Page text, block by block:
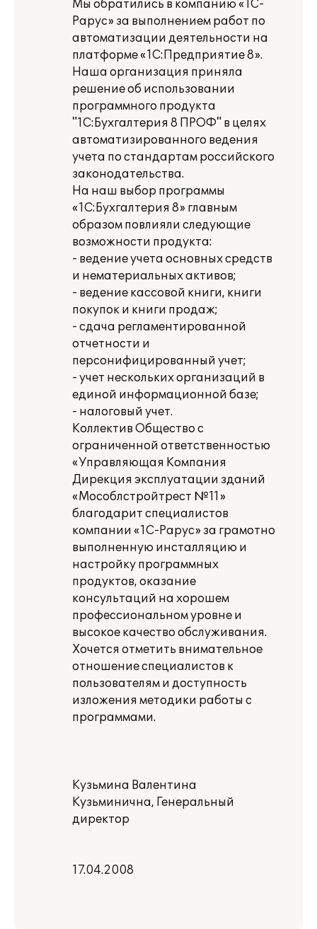
Мы обратились в компанию «1С-
Рарус» за выполнением работ по
автоматизации деятельности на
платформе «1С:Предприятие 8».
Наша организация приняла
решение об использовании
программного продукта
"1С:Бухгалтерия 8 ПРОФ" в целях
автоматизированного ведения
учета по стандартам российского
законодательства.
На наш выбор программы
«1С:Бухгалтерия 8» главным
образом повлияли следующие
возможности продукта:
- ведение учета основных средств
и нематериальных активов;
- ведение кассовой книги, книги
покупок и книги продаж;
- сдача регламентированной
отчетности и
персонифицированный учет;
- учет нескольких организаций в
единой информационной базе;
- налоговый учет.
Коллектив Общество с
ограниченной ответственностью
«Управляющая Компания
Дирекция эксплуатации зданий
«Мособлстройтрест №11»
благодарит специалистов
компании «1С-Рарус» за грамотно
выполненную инсталляцию и
настройку программных
продуктов, оказание
консультаций на хорошем
профессиональном уровне и
высокое качество обслуживания.
Хочется отметить внимательное
отношение специалистов к
пользователям и доступность
изложения методики работы с
программами.
Кузьмина Валентина
Кузьминична, Генеральный
директор
17.04.2008